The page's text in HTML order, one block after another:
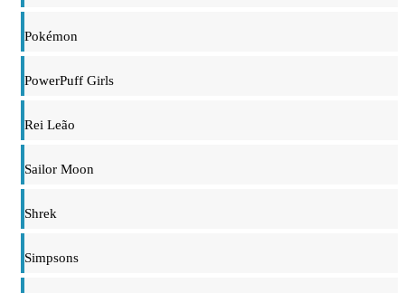
Pokémon
PowerPuff Girls
Rei Leão
Sailor Moon
Shrek
Simpsons